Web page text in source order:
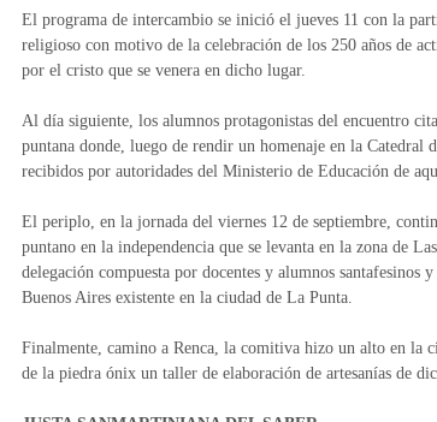
El programa de intercambio se inició el jueves 11 con la
religioso con motivo de la celebración de los 250 años de
por el cristo que se venera en dicho lugar.
Al día siguiente, los alumnos protagonistas del encuentro
puntana donde, luego de rendir un homenaje en la Catedral
recibidos por autoridades del Ministerio de Educación de
El periplo, en la jornada del viernes 12 de septiembre,
puntano en la independencia que se levanta en la zona de
delegación compuesta por docentes y alumnos
Buenos Aires existente en la ciudad de La Punta.
Finalmente, camino a Renca, la comitiva hizo un alto en la
de la piedra ónix un taller de elaboración de artesanías de